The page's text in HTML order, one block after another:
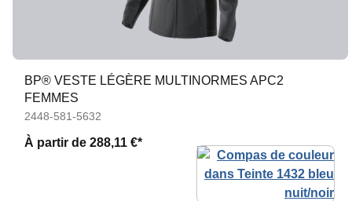
BP® VESTE LÉGÈRE MULTINORMES APC2
FEMMES
2448-581-5632
À partir de 288,11 €*